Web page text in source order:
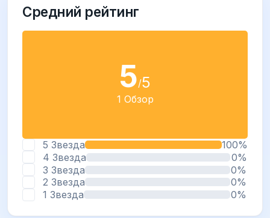
Средний рейтинг
5/5
1 Обзор
5 Звезда
100%
4 Звезда
0%
3 Звезда
0%
2 Звезда
0%
1 Звезда
0%